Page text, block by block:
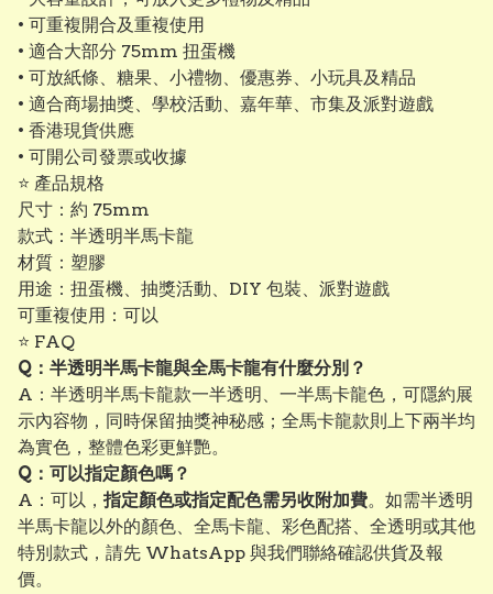
• 可重複開合及重複使用
• 適合大部分 75mm 扭蛋機
• 可放紙條、糖果、小禮物、優惠券、小玩具及精品
• 適合商場抽獎、學校活動、嘉年華、市集及派對遊戲
• 香港現貨供應
• 可開公司發票或收據
⭐ 產品規格
尺寸：約 75mm
款式：半透明半馬卡龍
材質：塑膠
用途：扭蛋機、抽獎活動、DIY 包裝、派對遊戲
可重複使用：可以
⭐ FAQ
Q：半透明半馬卡龍與全馬卡龍有什麼分別？
A：半透明半馬卡龍款一半透明、一半馬卡龍色，可隱約展
示內容物，同時保留抽獎神秘感；全馬卡龍款則上下兩半均
為實色，整體色彩更鮮艷。
Q：可以指定顏色嗎？
A：可以， 指定顏色或指定配色需另收附加費。如需半透明
半馬卡龍以外的顏色、全馬卡龍、彩色配搭、全透明或其他
特別款式，請先 WhatsApp 與我們聯絡確認供貨及報
價。